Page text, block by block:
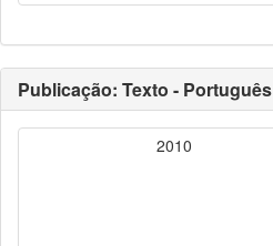
Publicação: Texto - Português
2010